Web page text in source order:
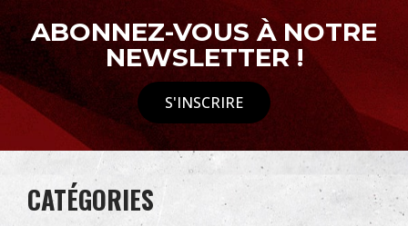
ABONNEZ-VOUS À NOTRE
NEWSLETTER !
S'INSCRIRE
CATÉGORIES